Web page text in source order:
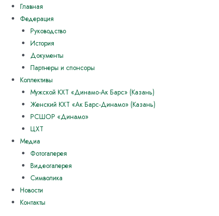
Главная
Федерация
Руководство
История
Документы
Партнеры и спонсоры
Коллективы
Мужской КХТ «Динамо-Ак Барс» (Казань)
Женский КХТ «Ак Барс-Динамо» (Казань)
РСШОР «Динамо»
ЦХТ
Медиа
Фотогалерея
Видеогалерея
Символика
Новости
Контакты